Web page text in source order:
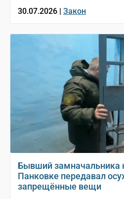
30.07.2026 | Закон
Бывший замначальника
Панковке передавал
запрещённые вещи